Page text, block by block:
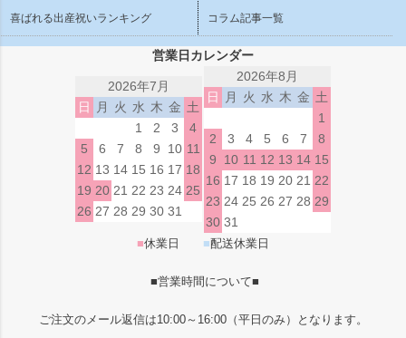
喜ばれる出産祝いランキング コラム記事一覧
営業日カレンダー
2026年7月
日
月 火 水 木 金 土
1
2 3
4
5
6 7 8 9 10 11
12 13 14 15 16 17 18
19 20 21 22 23 24 25
26 27 28 29 30 31
2026年8月
日
月 火 水 木 金 土
1
2
3 4 5 6 7
8
9
10 11 12 13 14 15
16 17 18 19 20 21 22
23 24 25 26 27 28 29
30 31
■休業日 ■配送休業日
■営業時間について■
ご注文のメール返信は10:00～16:00（平日のみ）となります。